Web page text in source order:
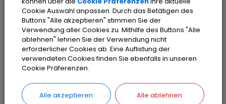
Cookie Auswahl anpassen. Durch das Betätigen des
Buttons "Alle akzeptieren" stimmen Sie der
Verwendung aller Cookies zu. Mithilfe des Buttons "Alle
ablehnen" lehnen Sie der Verwendung nicht
erforderlicher Cookies ab. Eine Auflistung der
verwendeten Cookies finden Sie ebenfalls in unseren
Cookie Präferenzen.
Alle akzeptieren Alle ablehnen